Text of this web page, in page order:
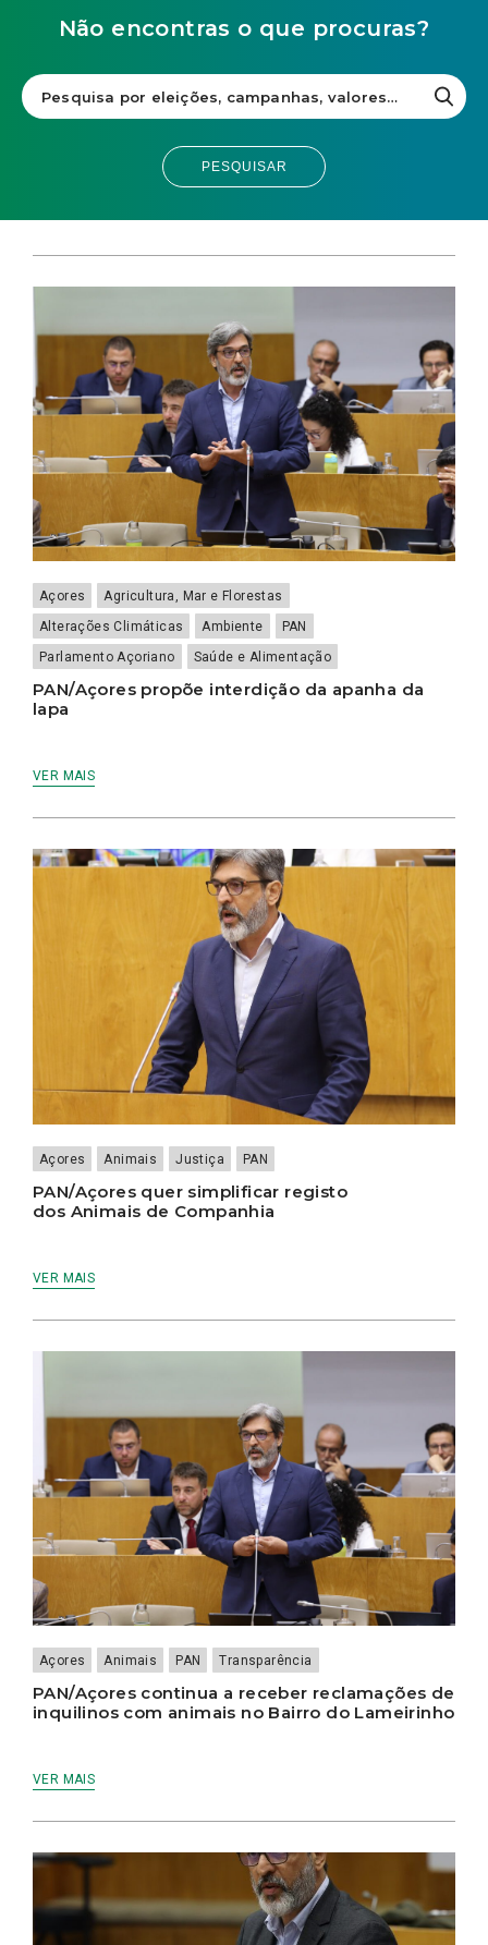
Não encontras o que procuras?
PESQUISAR
Açores
Agricultura, Mar e Florestas
Alterações Climáticas
Ambiente
PAN
Parlamento Açoriano
Saúde e Alimentação
PAN/Açores propõe interdição da apanha da
lapa
VER MAIS
Açores Animais Justiça PAN
PAN/Açores quer simplificar registo
dos Animais de Companhia
VER MAIS
Açores Animais PAN Transparência
PAN/Açores continua a receber reclamações de
inquilinos com animais no Bairro do Lameirinho
VER MAIS